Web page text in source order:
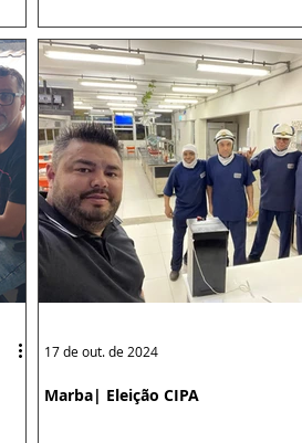
Marba| Eleição CIPA
17 de out. de 2024